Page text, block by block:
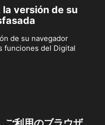
versión de su
de su navegador
funciones del Digital